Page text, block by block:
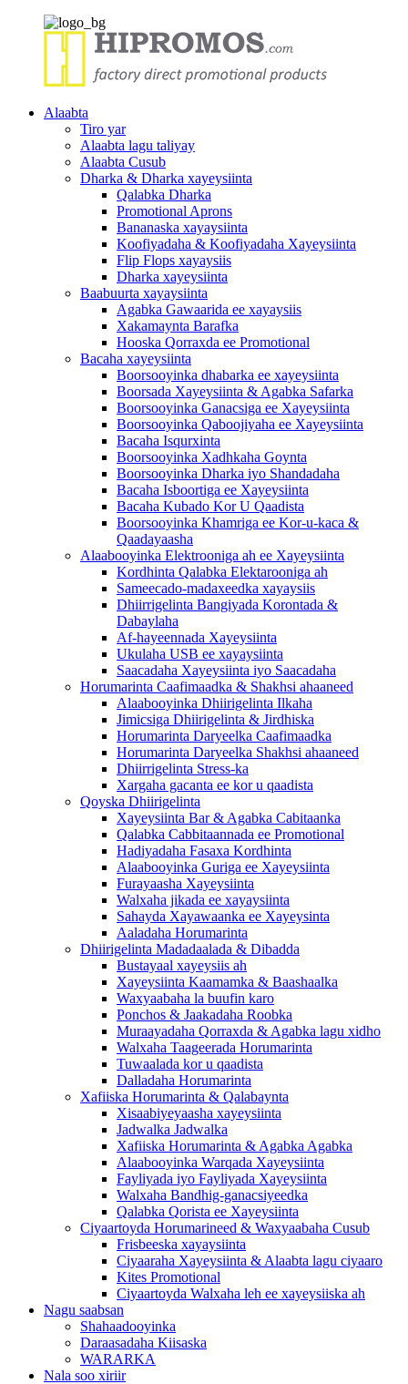
Alaabta
Tiro yar
Alaabta lagu taliyay
Alaabta Cusub
Dharka & Dharka xayeysiinta
Qalabka Dharka
Promotional Aprons
Bananaska xayaysiinta
Koofiyadaha & Koofiyadaha Xayeysiinta
Flip Flops xayaysiis
Dharka xayeysiinta
Baabuurta xayaysiinta
Agabka Gawaarida ee xayaysiis
Xakamaynta Barafka
Hooska Qorraxda ee Promotional
Bacaha xayeysiinta
Boorsooyinka dhabarka ee xayeysiinta
Boorsada Xayeysiinta & Agabka Safarka
Boorsooyinka Ganacsiga ee Xayeysiinta
Boorsooyinka Qaboojiyaha ee Xayeysiinta
Bacaha Isqurxinta
Boorsooyinka Xadhkaha Goynta
Boorsooyinka Dharka iyo Shandadaha
Bacaha Isboortiga ee Xayeysiinta
Bacaha Kubado Kor U Qaadista
Boorsooyinka Khamriga ee Kor-u-kaca &
Qaadayaasha
Alaabooyinka Elektrooniga ah ee Xayeysiinta
Kordhinta Qalabka Elektarooniga ah
Sameecado-madaxeedka xayaysiis
Dhiirrigelinta Bangiyada Korontada &
Dabaylaha
Af-hayeennada Xayeysiinta
Ukulaha USB ee xayaysiinta
Saacadaha Xayeysiinta iyo Saacadaha
Horumarinta Caafimaadka & Shakhsi ahaaneed
Alaabooyinka Dhiirigelinta Ilkaha
Jimicsiga Dhiirigelinta & Jirdhiska
Horumarinta Daryeelka Caafimaadka
Horumarinta Daryeelka Shakhsi ahaaneed
Dhiirrigelinta Stress-ka
Xargaha gacanta ee kor u qaadista
Qoyska Dhiirigelinta
Xayeysiinta Bar & Agabka Cabitaanka
Qalabka Cabbitaannada ee Promotional
Hadiyadaha Fasaxa Kordhinta
Alaabooyinka Guriga ee Xayeysiinta
Furayaasha Xayeysiinta
Walxaha jikada ee xayaysiinta
Sahayda Xayawaanka ee Xayeysinta
Aaladaha Horumarinta
Dhiirigelinta Madadaalada & Dibadda
Bustayaal xayeysiis ah
Xayeysiinta Kaamamka & Baashaalka
Waxyaabaha la buufin karo
Ponchos & Jaakadaha Roobka
Muraayadaha Qorraxda & Agabka lagu xidho
Walxaha Taageerada Horumarinta
Tuwaalada kor u qaadista
Dalladaha Horumarinta
Xafiiska Horumarinta & Qalabaynta
Xisaabiyeyaasha xayeysiinta
Jadwalka Jadwalka
Xafiiska Horumarinta & Agabka Agabka
Alaabooyinka Warqada Xayeysiinta
Fayliyada iyo Fayliyada Xayeysiinta
Walxaha Bandhig-ganacsiyeedka
Qalabka Qorista ee Xayeysiinta
Ciyaartoyda Horumarineed & Waxyaabaha Cusub
Frisbeeska xayaysiinta
Ciyaaraha Xayeysiinta & Alaabta lagu ciyaaro
Kites Promotional
Ciyaartoyda Walxaha leh ee xayeysiiska ah
Nagu saabsan
Shahaadooyinka
Daraasadaha Kiisaska
WARARKA
Nala soo xiriir